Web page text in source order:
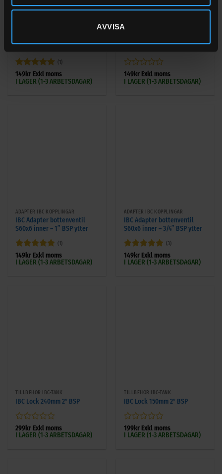
AVVISA
Betygsatt5
av 5
(1)
149kr Exkl moms
I LAGER (1-3 ARBETSDAGAR)
IBC Adapter bottenventil
Betygsatt
0
149kr Exkl moms
I LAGER (1-3 ARBETSDAGAR)
ADAPTER IBC KOPPLINGAR
IBC Adapter bottenventil
S60x6 inner – 1” BSP ytter
Betygsatt5
av 5
(1)
149kr Exkl moms
I LAGER (1-3 ARBETSDAGAR)
ADAPTER IBC KOPPLINGAR
IBC Adapter bottenventil
S60x6 inner – 3/4” BSP ytter
Betygsatt5
av 5
(3)
149kr Exkl moms
I LAGER (1-3 ARBETSDAGAR)
TILLBEHÖR IBC-TANK
IBC Lock 240mm 2″ BSP
Betygsatt
299kr Exkl moms
I LAGER (1-3 ARBETSDAGAR)
TILLBEHÖR IBC-TANK
IBC Lock 150mm 2″ BSP
Betygsatt
199kr Exkl moms
I LAGER (1-3 ARBETSDAGAR)